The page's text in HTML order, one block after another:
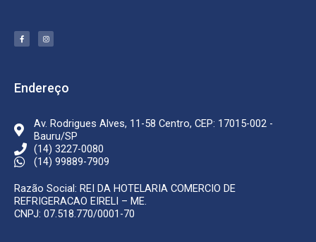
F
a
c
k
-
I
n
s
m
Endereço
Av. Rodrigues Alves, 11-58 Centro, CEP: 17015-002 -
Bauru/SP
(14) 3227-0080
(14) 99889-7909
Razão Social: REI DA HOTELARIA COMERCIO DE
REFRIGERACAO EIRELI – ME.
CNPJ: 07.518.770/0001-70